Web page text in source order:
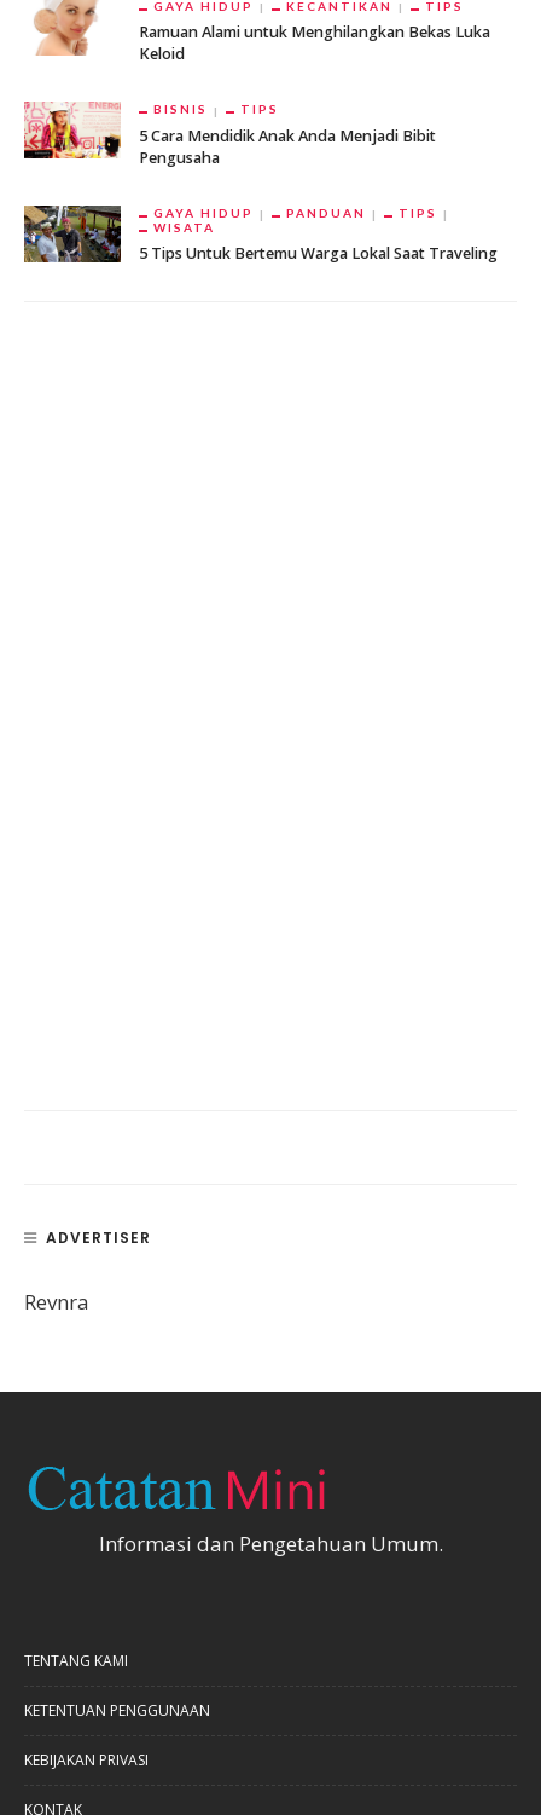
GAYA HIDUP KECANTIKAN TIPS
Ramuan Alami untuk Menghilangkan Bekas Luka
Keloid
BISNIS TIPS
5 Cara Mendidik Anak Anda Menjadi Bibit
Pengusaha
GAYA HIDUP PANDUAN
TIPS
WISATA
5 Tips Untuk Bertemu Warga Lokal Saat Traveling
ADVERTISER
Revnra
Informasi dan Pengetahuan Umum.
TENTANG KAMI
KETENTUAN PENGGUNAAN
KEBIJAKAN PRIVASI
KONTAK